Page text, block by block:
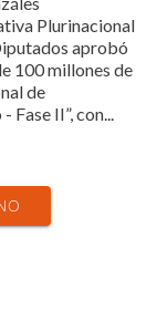
Plurinacional
aprobó
100 millones de
de
Fase II”, con...